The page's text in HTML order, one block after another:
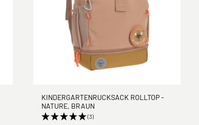
KINDERGARTENRUCKSACK ROLLTOP -
NATURE, BRAUN
(3)